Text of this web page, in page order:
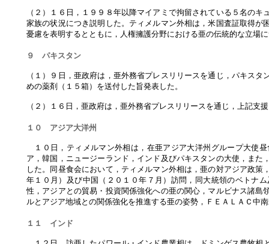
（２）１６日，１９９８年以降マイアミで拘留されている５名の
家族の状況につき説明した。ティメルマン外相は，米国査証取得
憂慮を表明するとともに，人権擁護分野における亜の伝統的な立場
９ パキスタン
（１）９日，亜政府は，亜外務省プレスリリースを通じ，パキス
めの薬剤（１５箱）を送付した旨発表した。
（２）１６日，亜政府は，亜外務省プレスリリースを通じ，上記
１０ アジア大洋州
１０日，ティメルマン外相は，在亜アジア大洋州グループ大使
ア，韓国，ニュージーランド，インド及びパキスタンの大使，ま
した。同昼食会において，ティメルマン外相は，亜の対アジア政
年１０月）及び中国（２０１０年７月）訪問，同大統領のベトナ
性，アジアとの貿易・投資関係強化への亜の関心，マルビナス諸
ルとアジア地域との関係強化を推進する亜の姿勢，ＦＥＡＬＡＣ中
１１ インド